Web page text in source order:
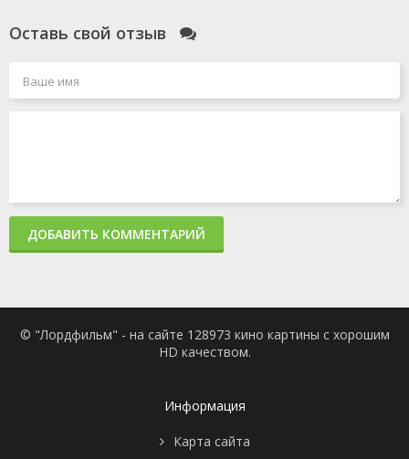
Оставь свой отзыв
ДОБАВИТЬ КОММЕНТАРИЙ
© "Лордфильм" - на сайте 128973 кино картины с хорошим
HD качеством.
Информация
Карта сайта